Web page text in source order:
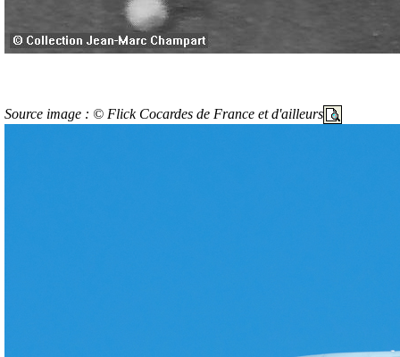
Source image : © Flick Cocardes de France et d'ailleurs